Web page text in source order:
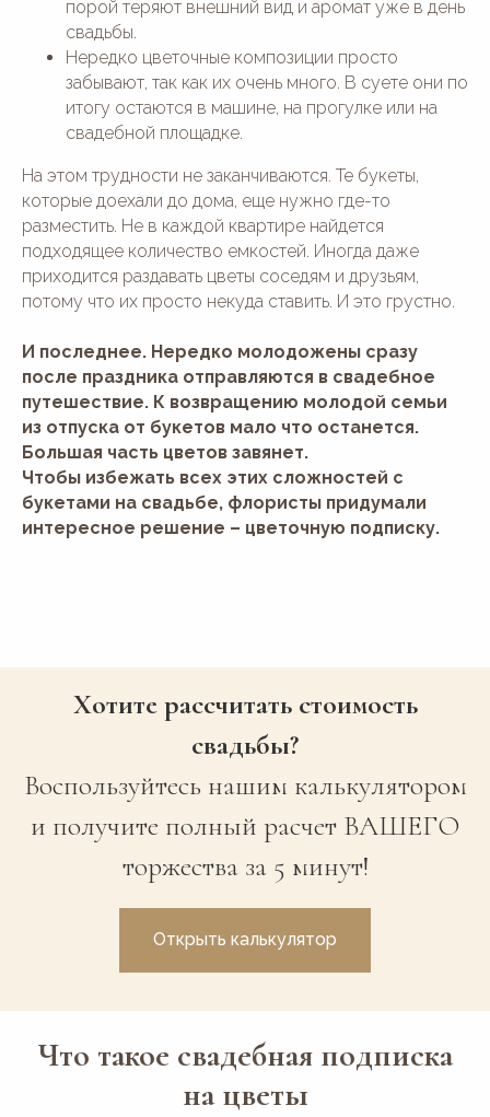
порой теряют внешний вид и аромат уже в день
свадьбы.
Нередко цветочные композиции просто
забывают, так как их очень много. В суете они по
итогу остаются в машине, на прогулке или на
свадебной площадке.
На этом трудности не заканчиваются. Те букеты,
которые доехали до дома, еще нужно где-то
разместить. Не в каждой квартире найдется
подходящее количество емкостей. Иногда даже
приходится раздавать цветы соседям и друзьям,
потому что их просто некуда ставить. И это грустно.
И последнее. Нередко молодожены сразу
после праздника отправляются в свадебное
путешествие. К возвращению молодой семьи
из отпуска от букетов мало что останется.
Большая часть цветов завянет.
Чтобы избежать всех этих сложностей с
букетами на свадьбе, флористы придумали
интересное решение – цветочную подписку.
Хотите рассчитать стоимость
свадьбы?
Воспользуйтесь нашим калькулятором
и получите полный расчет ВАШЕГО
торжества за 5 минут!
Открыть калькулятор
Что такое свадебная подписка
на цветы